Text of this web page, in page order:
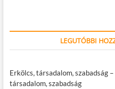
LEGUTÓBBI
Erkölcs, társadalom, szabadság
társadalom, szabadság